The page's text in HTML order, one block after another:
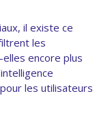
il existe ce
les
encore plus
les utilisateurs